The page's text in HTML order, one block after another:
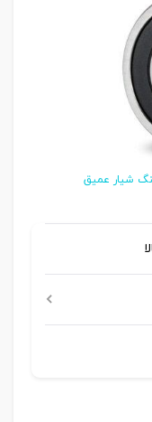
شیار عمیق